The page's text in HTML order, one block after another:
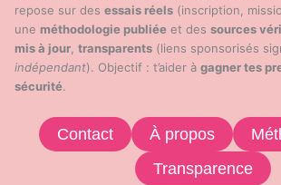
repose sur des essais réels (inscription,
une méthodologie publiée et des sources
mis à jour, transparents (liens sponsorisés
indépendant). Objectif : t’aider à gagner tes
sécurité.
Contact À propos
Transparence